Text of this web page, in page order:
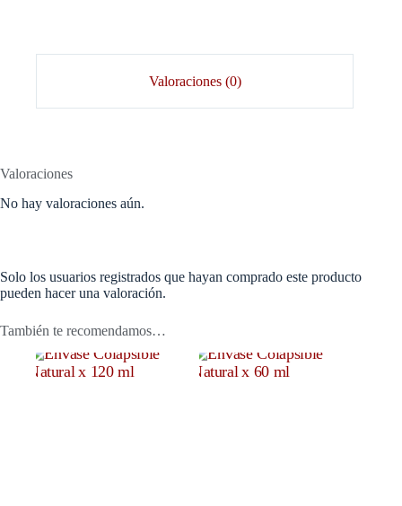
Valoraciones (0)
Valoraciones
No hay valoraciones aún.
Solo los usuarios registrados que hayan comprado este producto
pueden hacer una valoración.
También te recomendamos…